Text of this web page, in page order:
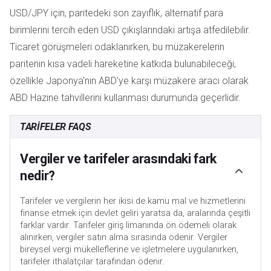
USD/JPY için, paritedeki son zayıflık, alternatif para
birimlerini tercih eden USD çıkışlarındaki artışa atfedilebilir.
Ticaret görüşmeleri odaklanırken, bu müzakerelerin
paritenin kısa vadeli hareketine katkıda bulunabileceği,
özellikle Japonya'nın ABD'ye karşı müzakere aracı olarak
ABD Hazine tahvillerini kullanması durumunda geçerlidir.
TARIFELER FAQS
Vergiler ve tarifeler arasındaki fark
nedir?
Tarifeler ve vergilerin her ikisi de kamu mal ve hizmetlerini
finanse etmek için devlet geliri yaratsa da, aralarında çeşitli
farklar vardır. Tarifeler giriş limanında ön ödemeli olarak
alınırken, vergiler satın alma sırasında ödenir. Vergiler
bireysel vergi mükelleflerine ve işletmelere uygulanırken,
tarifeler ithalatçılar tarafından ödenir.